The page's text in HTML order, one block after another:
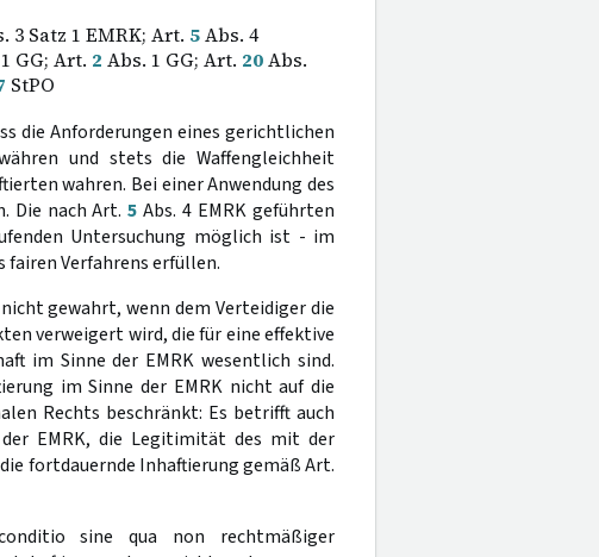
3 Satz 1 EMRK; Art. 5Abs. 4
GG; Art. 2 Abs. 1 GG; Art. 20Abs.
StPO
die Anforderungen eines gerichtlichen
und stets die Waffengleichheit
wahren. Bei einer Anwendung des
Die nach Art.5 Abs. 4 EMRK geführten
Untersuchung möglich ist - im
Verfahrens erfüllen.
gewahrt, wenn dem Verteidiger die
verweigert wird, die für eine effektive
im Sinne der EMRK wesentlich sind.
im Sinne der EMRK nicht auf die
Rechts beschränkt: Es betrifft auch
EMRK, die Legitimität des mit der
fortdauernde Inhaftierung gemäß Art.
sine qua non rechtmäßiger